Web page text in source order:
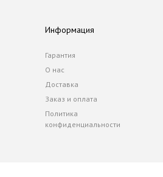
Информация
Гарантия
О нас
Доставка
Заказ и оплата
Политика
конфиденциальности